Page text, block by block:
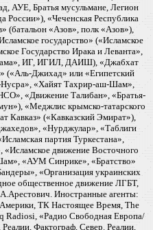
АУЕ, Братья мусульмане, Легион
России»), «Чеченская Республика
(батальон «Азов», полк «Азов»),
государство» («Исламское
Государство Ирака и Леванта»,
ИГ, ИГИЛ, ДАИШ), «Джабхат
Джихад» или «Египетский
«Хайят Тахрир-аш-Шам»,
«Движение Талибан», «Братья-
«Меджлис крымско-татарского
Кавказ» («Кавказский Эмират»),
«Нурджулар», «Таблиги
партия Туркестана»,
«Исламское движение Восточного
«АУМ Синрике», «Братство»
«Организация украинских
общественное движение ЛГБТ,
Иностранные агенты:
ТК Настоящее Время, The
Radiosi, «Радио Свободная Европа/
Фактограф, Север. Реалии,